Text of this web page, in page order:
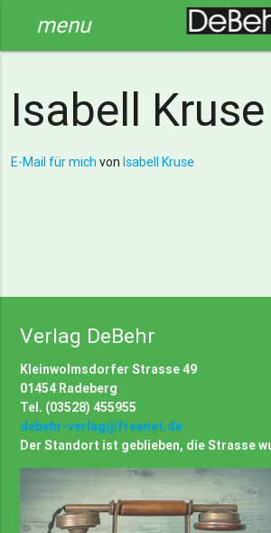
menu
Isabell Kruse
E-Mail für mich von Isabell Kruse
Verlag DeBehr
Kleinwolmsdorfer Strasse 49
01454 Radeberg
Tel. (03528) 455955
debehr-verlag@freenet.de
Der Standort ist geblieben, die Strasse